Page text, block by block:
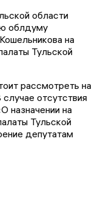
области
облдуму
на
Тульской
рассмотреть на
отсутствия
назначении на
Тульской
депутатам